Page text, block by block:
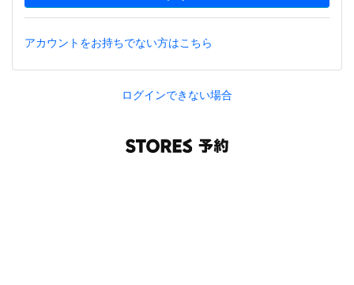
アカウントをお持ちでない方はこちら
ログインできない場合